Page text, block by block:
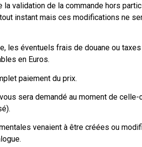
validation de la commande hors
instant mais ces modifications ne
les éventuels frais de douane ou
en Euros.
paiement du prix.
sera demandé au moment de
venaient à être créées ou